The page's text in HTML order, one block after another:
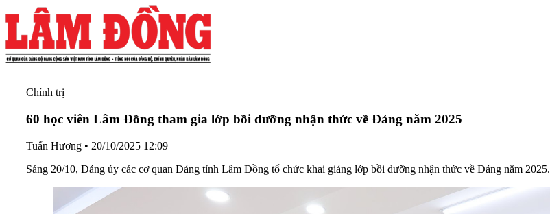
Chính trị
60 học viên Lâm Đồng tham gia lớp bồi dưỡng nhận thức về Đảng năm 2025
Tuấn Hương • 20/10/2025 12:09
Sáng 20/10, Đảng ủy các cơ quan Đảng tỉnh Lâm Đồng tổ chức khai giảng lớp bồi dưỡng nhận thức về Đảng năm 2025.